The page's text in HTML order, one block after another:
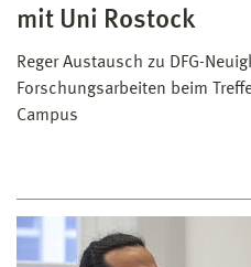
mit Uni Rostock
Reger Austausch zu DFG-
Forschungsarbeiten beim
Campus